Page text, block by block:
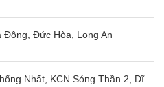
Đông, Đức Hòa, Long An
Nhất, KCN Sóng Thần 2, Dĩ